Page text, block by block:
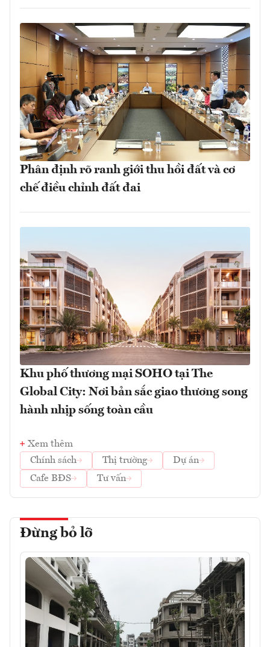
Phân định rõ ranh giới thu hồi đất và cơ
chế điều chỉnh đất đai
Khu phố thương mại SOHO tại The
Global City: Nơi bản sắc giao thương song
hành nhịp sống toàn cầu
Xem thêm
Chính sách
Thị trường
Dự án
Cafe BĐS
Tư vấn
Đừng bỏ lỡ